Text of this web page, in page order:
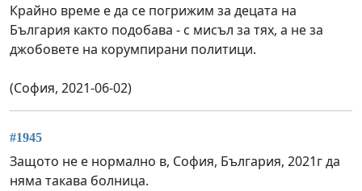
Крайно време е да се погрижим за децата на
България както подобава - с мисъл за тях, а не за
джобовете на корумпирани политици.
(София, 2021-06-02)
#1945
Защото не е нормално в, София, България, 2021г да
няма такава болница.